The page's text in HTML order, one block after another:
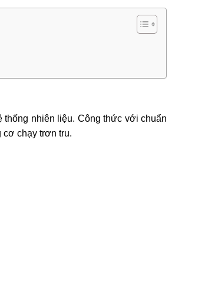
thống nhiên liệu. Công thức với chuẩn
cơ chạy trơn tru.